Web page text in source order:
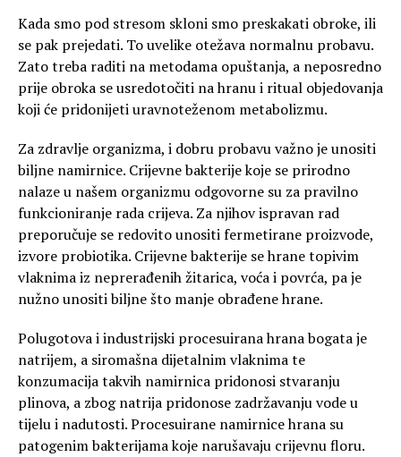
Kada smo pod stresom skloni smo preskakati obroke, ili
se pak prejedati. To uvelike otežava normalnu probavu.
Zato treba raditi na metodama opuštanja, a neposredno
prije obroka se usredotočiti na hranu i ritual objedovanja
koji će pridonijeti uravnoteženom metabolizmu.
Za zdravlje organizma, i dobru probavu važno je unositi
biljne namirnice. Crijevne bakterije koje se prirodno
nalaze u našem organizmu odgovorne su za pravilno
funkcioniranje rada crijeva. Za njihov ispravan rad
preporučuje se redovito unositi fermetirane proizvode,
izvore probiotika. Crijevne bakterije se hrane topivim
vlaknima iz neprerađenih žitarica, voća i povrća, pa je
nužno unositi biljne što manje obrađene hrane.
Polugotova i industrijski procesuirana hrana bogata je
natrijem, a siromašna dijetalnim vlaknima te
konzumacija takvih namirnica pridonosi stvaranju
plinova, a zbog natrija pridonose zadržavanju vode u
tijelu i nadutosti. Procesuirane namirnice hrana su
patogenim bakterijama koje narušavaju crijevnu floru.